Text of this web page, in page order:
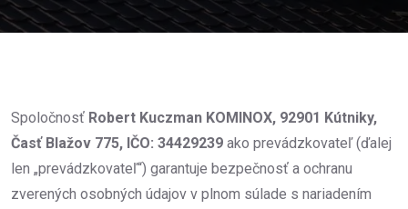
Spoločnosť Robert Kuczman KOMINOX, 92901 Kútniky,
Časť Blažov 775, IČO: 34429239 ako prevádzkovateľ (ďalej
len „prevádzkovateľ“) garantuje bezpečnosť a ochranu
zverených osobných údajov v plnom súlade s nariadením